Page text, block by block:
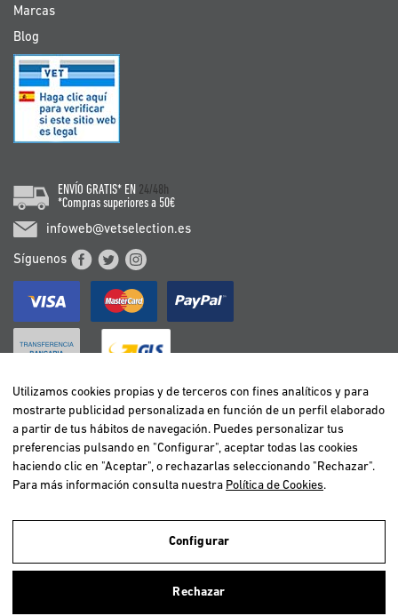
Utilizamos cookies propias y de terceros para realizar el análisis de la
navegación de los usuarios y de este modo poder ofrecer un mejor
Marcas
Blog
ENVÍO GRATIS* EN 24/48h
*Compras superiores a 50€
infoweb@vetselection.es
Síguenos
BELGIË / BELGIQUE
DEUTSCHLAND
ESPAÑA
FRANCE
ITALIA
NEDERLAND
ÖSTERREICH
PORTUGAL
Utilizamos cookies propias y de terceros con fines analíticos y para
mostrarte publicidad personalizada en función de un perfil elaborado
a partir de tus hábitos de navegación. Puedes personalizar tus
preferencias pulsando en "Configurar", aceptar todas las cookies
haciendo clic en "Aceptar", o rechazarlas seleccionando "Rechazar".
Para más información consulta nuestra Política de Cookies.
Configurar
Rechazar